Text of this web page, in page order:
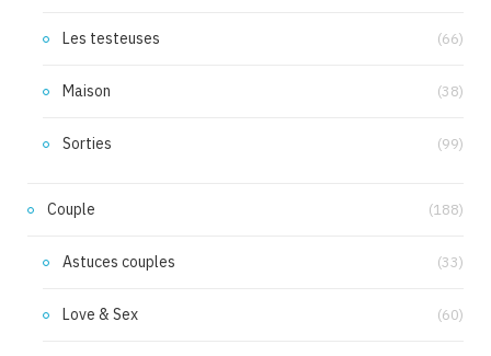
Les testeuses (66)
Maison (38)
Sorties (99)
Couple (188)
Astuces couples (33)
Love & Sex (60)